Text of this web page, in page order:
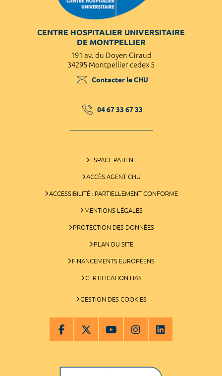
CENTRE HOSPITALIER UNIVERSITAIRE
DE MONTPELLIER
191 av. du Doyen Giraud
34295 Montpellier cedex 5
Contacter le CHU
04 67 33 67 33
ESPACE PATIENT
ACCÈS AGENT CHU
ACCESSIBILITÉ : PARTIELLEMENT CONFORME
MENTIONS LÉGALES
PROTECTION DES DONNÉES
PLAN DU SITE
FINANCEMENTS EUROPÉENS
CERTIFICATION HAS
GESTION DES COOKIES